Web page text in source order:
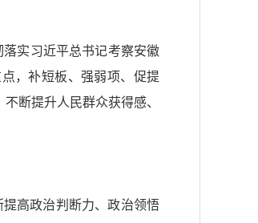
实习近平总书记考察安徽
，补短板、强弱项、促提
断提升人民群众获得感、
高政治判断力、政治领悟